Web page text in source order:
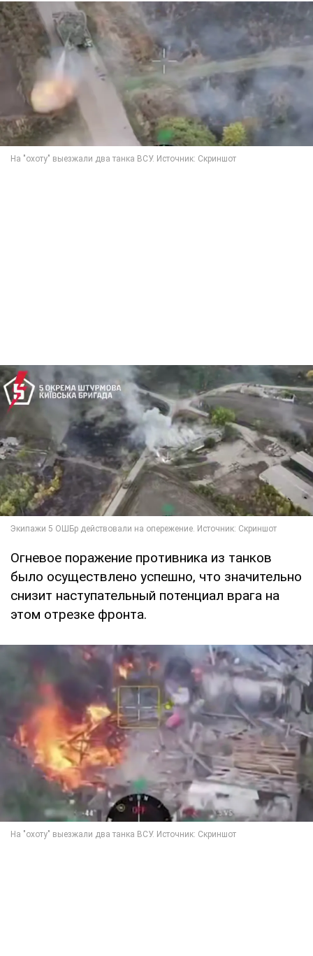
Огневое поражение противника из танков
было осуществлено успешно, что значительно
снизит наступательный потенциал врага на
этом отрезке фронта.